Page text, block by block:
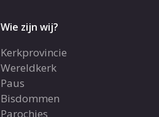
Wie zijn wij?
Kerkprovincie
Wereldkerk
Paus
Bisdommen
Parochies